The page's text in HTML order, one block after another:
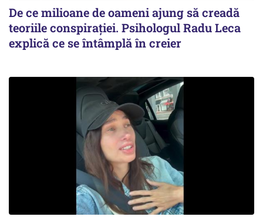
De ce milioane de oameni ajung să creadă
teoriile conspirației. Psihologul Radu Leca
explică ce se întâmplă în creier